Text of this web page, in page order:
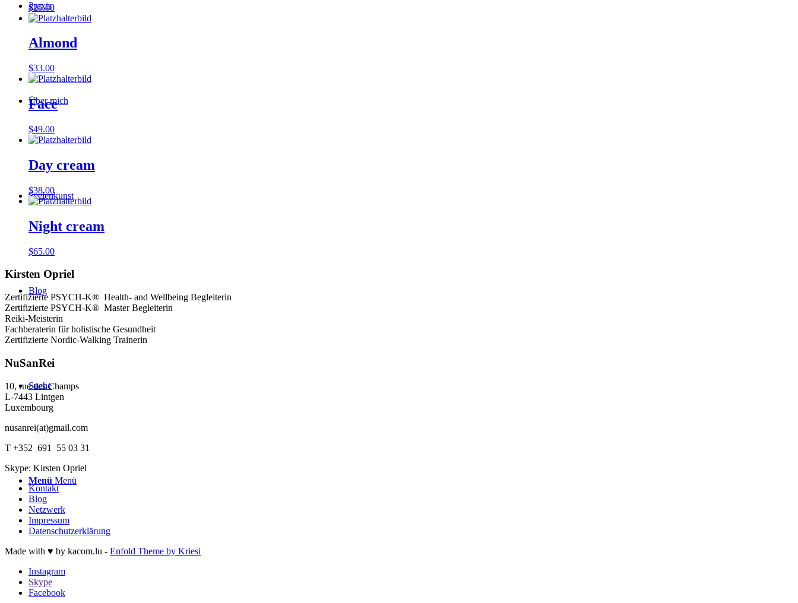
Praxis
Über mich
Seelenkunst
Blog
Suche
Menü Menü
$25.00
Almond
$33.00
Face
$49.00
Day cream
$38.00
Night cream
$65.00
Kirsten Opriel
Zertifizierte PSYCH-K® Health- and Wellbeing Begleiterin
Zertifizierte PSYCH-K® Master Begleiterin
Reiki-Meisterin
Fachberaterin für holistische Gesundheit
Zertifizierte Nordic-Walking Trainerin
NuSanRei
10, rue des Champs
L-7443 Lintgen
Luxembourg
nusanrei(at)gmail.com
T +352 691 55 03 31
Skype: Kirsten Opriel
Kontakt
Blog
Netzwerk
Impressum
Datenschutzerklärung
Made with ♥ by kacom.lu - Enfold Theme by Kriesi
Instagram
Skype
Facebook